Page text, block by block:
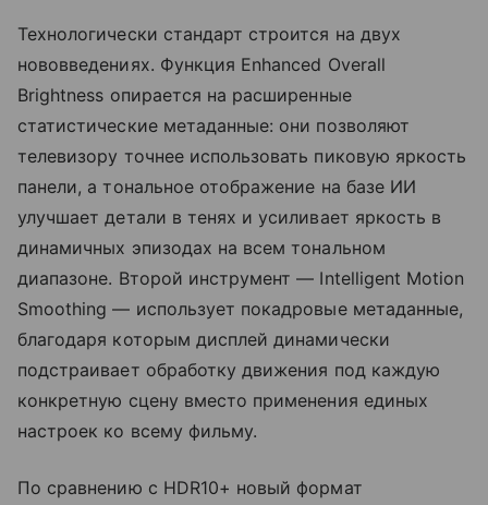
Технологически стандарт строится на двух
нововведениях. Функция Enhanced Overall
Brightness опирается на расширенные
статистические метаданные: они позволяют
телевизору точнее использовать пиковую яркость
панели, а тональное отображение на базе ИИ
улучшает детали в тенях и усиливает яркость в
динамичных эпизодах на всем тональном
диапазоне. Второй инструмент — Intelligent Motion
Smoothing — использует покадровые метаданные,
благодаря которым дисплей динамически
подстраивает обработку движения под каждую
конкретную сцену вместо применения единых
настроек ко всему фильму.
По сравнению с HDR10+ новый формат